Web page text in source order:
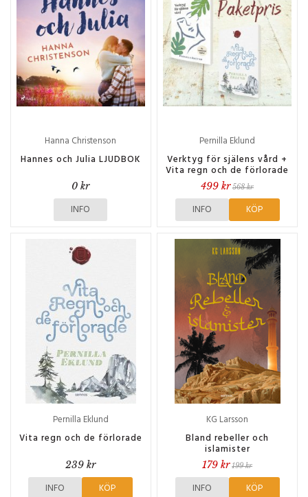
Hanna Christenson
Hannes och Julia LJUDBOK
0 kr
INFO
Pernilla Eklund
Verktyg för själens vård +
Vita regn och de förlorade
499 kr 568 kr
INFO KÖP
Pernilla Eklund
Vita regn och de förlorade
239 kr
INFO KÖP
KG Larsson
Bland rebeller och
islamister
179 kr 199 kr
INFO KÖP